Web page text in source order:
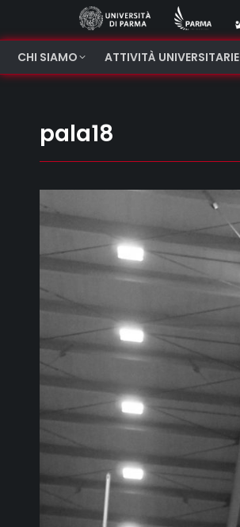
CHI SIAMO ATTIVITÀ UNIVERSITARIE
pala18